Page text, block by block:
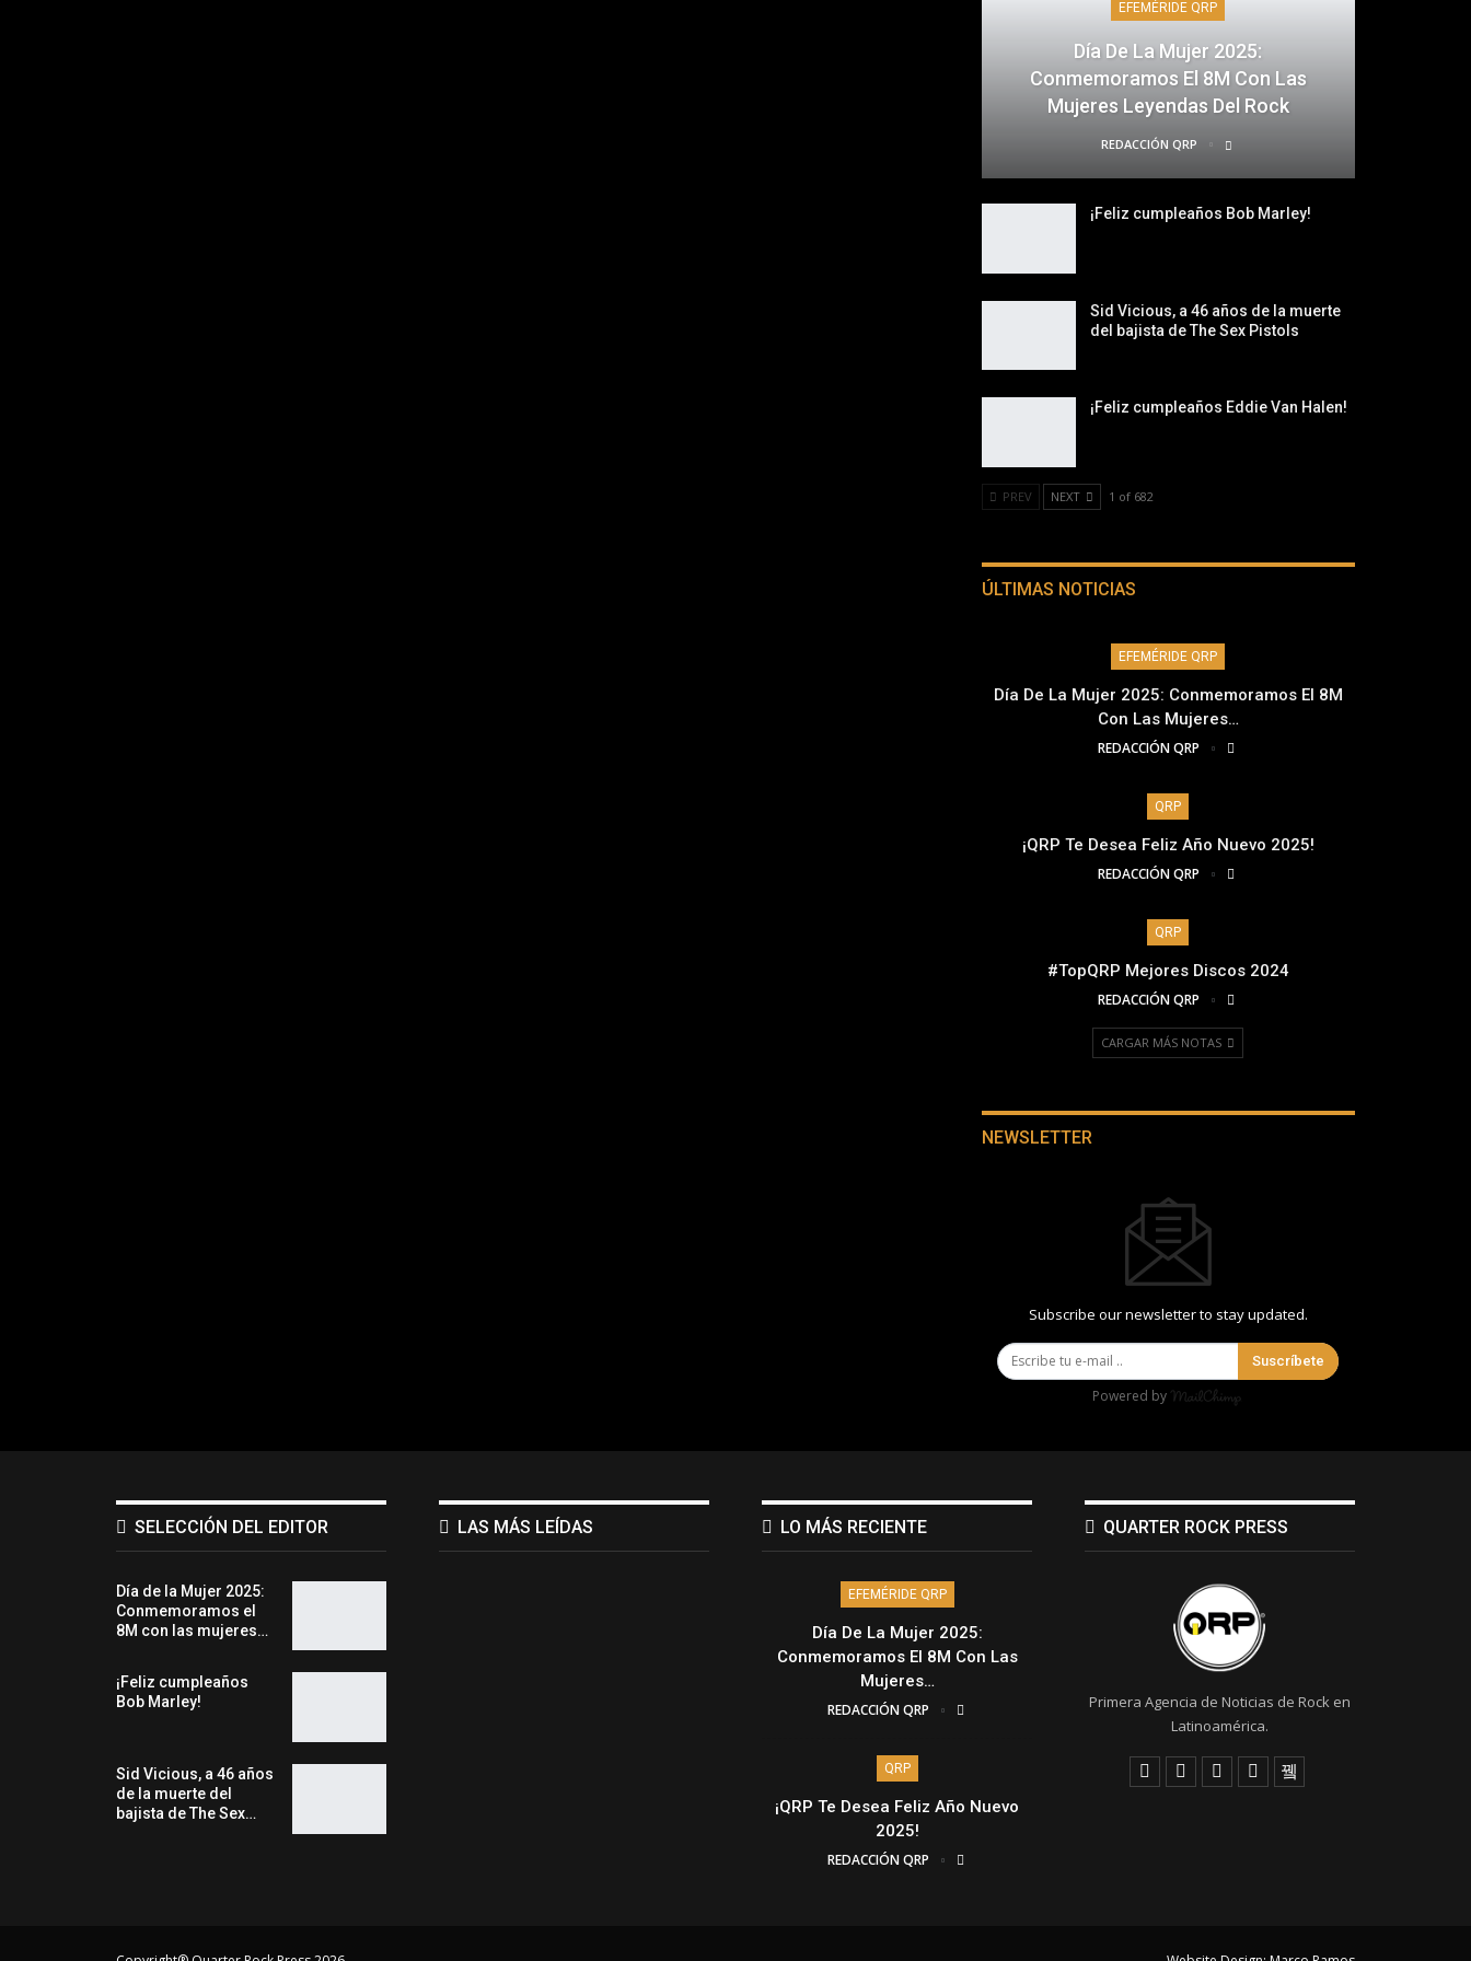
EFEMÉRIDE QRP
Día De La Mujer 2025:
Conmemoramos El 8M Con Las
Mujeres Leyendas Del Rock
REDACCIÓN QRP
¡Feliz cumpleaños Bob Marley!
Sid Vicious, a 46 años de la muerte
del bajista de The Sex Pistols
¡Feliz cumpleaños Eddie Van Halen!
PREV NEXT 1 of 682
ÚLTIMAS NOTICIAS
EFEMÉRIDE QRP
Día De La Mujer 2025: Conmemoramos El 8M
Con Las Mujeres…
REDACCIÓN QRP
QRP
¡QRP Te Desea Feliz Año Nuevo 2025!
REDACCIÓN QRP
QRP
#TopQRP Mejores Discos 2024
REDACCIÓN QRP
CARGAR MÁS NOTAS
NEWSLETTER
Subscribe our newsletter to stay updated.
Suscríbete
Powered by
SELECCIÓN DEL EDITOR
Día de la Mujer 2025:
Conmemoramos el
8M con las mujeres…
¡Feliz cumpleaños
Bob Marley!
Sid Vicious, a 46 años
de la muerte del
bajista de The Sex…
LAS MÁS LEÍDAS LO MÁS RECIENTE
EFEMÉRIDE QRP
Día De La Mujer 2025:
Conmemoramos El 8M Con Las
Mujeres…
REDACCIÓN QRP
QRP
¡QRP Te Desea Feliz Año Nuevo
2025!
REDACCIÓN QRP
QUARTER ROCK PRESS
Primera Agencia de Noticias de Rock en
Latinoamérica.